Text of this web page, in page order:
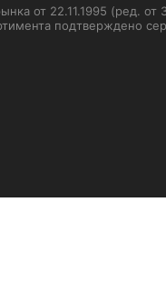
от 22.11.1995 (ред. от
подтверждено